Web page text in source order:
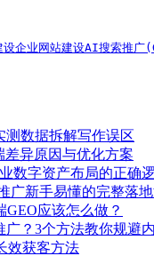
设企业网站建设AI搜索推广
测数据拆解写作误区
差异原因与优化方案
数字资产布局的正确
广新手易懂的完整落
GEO应该怎么做？
？3个方法教你规避
效获客方法